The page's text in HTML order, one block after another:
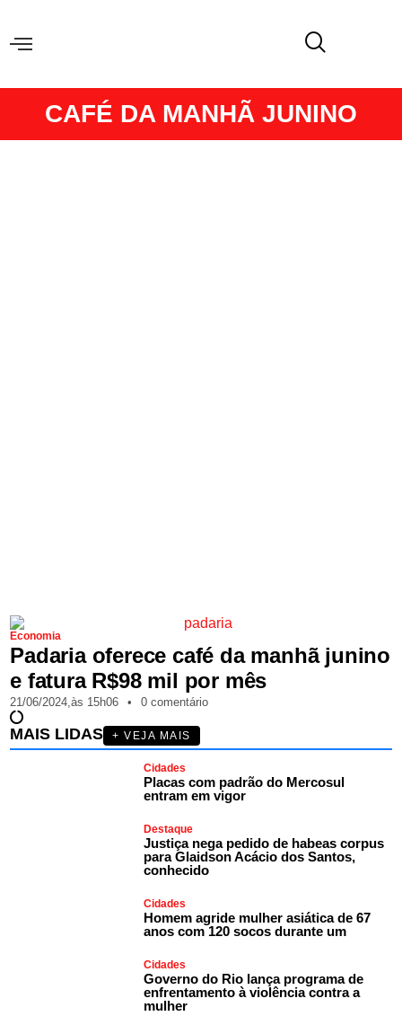
CAFÉ DA MANHÃ JUNINO
Economia
Padaria oferece café da manhã junino
e fatura R$98 mil por mês
21/06/2024,às 15h06 • 0 comentário
MAIS LIDAS + VEJA MAIS
Cidades
Placas com padrão do Mercosul
entram em vigor
Destaque
Justiça nega pedido de habeas corpus
para Glaidson Acácio dos Santos,
conhecido
Cidades
Homem agride mulher asiática de 67
anos com 120 socos durante um
Cidades
Governo do Rio lança programa de
enfrentamento à violência contra a
mulher